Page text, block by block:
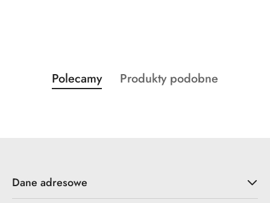
Pomiń karuzelę produktów
Produkty
o
Polecamy
Produkty
Produkty podobne
Dane adresowe